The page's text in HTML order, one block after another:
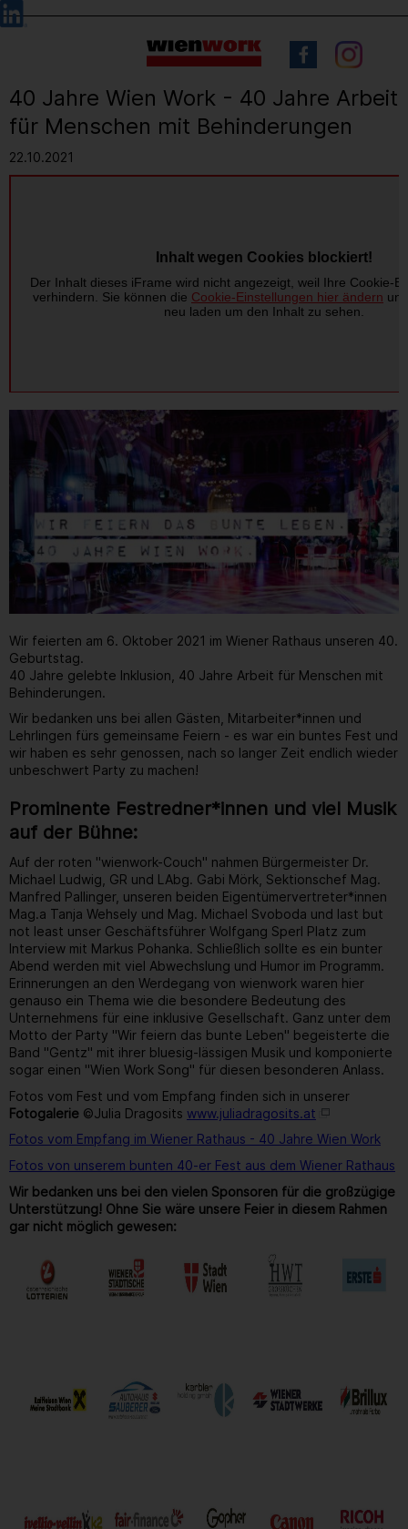
Barrierefreie
Bedienung
Sprachauswahl
40 Jahre Wien Work - 40 Jahre Arbeit
für Menschen mit Behinderungen
22.10.2021
Wir feierten am 6. Oktober 2021 im Wiener Rathaus unseren 40.
Geburtstag.
40 Jahre gelebte Inklusion, 40 Jahre Arbeit für Menschen mit
Behinderungen.
Wir bedanken uns bei allen Gästen, Mitarbeiter*innen und
Lehrlingen fürs gemeinsame Feiern - es war ein buntes Fest und
wir haben es sehr genossen, nach so langer Zeit endlich wieder
unbeschwert Party zu machen!
Prominente Festredner*innen und viel Musik
auf der Bühne:
Auf der roten "wienwork-Couch" nahmen Bürgermeister Dr.
Michael Ludwig, GR und LAbg. Gabi Mörk, Sektionschef Mag.
Manfred Pallinger, unseren beiden Eigentümervertreter*innen
Mag.a Tanja Wehsely und Mag. Michael Svoboda und last but
not least unser Geschäftsführer Wolfgang Sperl Platz zum
Interview mit Markus Pohanka. Schließlich sollte es ein bunter
Abend werden mit viel Abwechslung und Humor im Programm.
Erinnerungen an den Werdegang von wienwork waren hier
genauso ein Thema wie die besondere Bedeutung des
Unternehmens für eine inklusive Gesellschaft. Ganz unter dem
Motto der Party "Wir feiern das bunte Leben" begeisterte die
Band "Gentz" mit ihrer bluesig-lässigen Musik und komponierte
sogar einen "Wien Work Song" für diesen besonderen Anlass.
Fotos vom Fest und vom Empfang finden sich in unserer
Fotogalerie ©Julia Dragosits www.juliadragosits.at
Fotos vom Empfang im Wiener Rathaus - 40 Jahre Wien Work
Fotos von unserem bunten 40-er Fest aus dem Wiener Rathaus
Wir bedanken uns bei den vielen Sponsoren für die großzügige
Unterstützung! Ohne Sie wäre unsere Feier in diesem Rahmen
gar nicht möglich gewesen: